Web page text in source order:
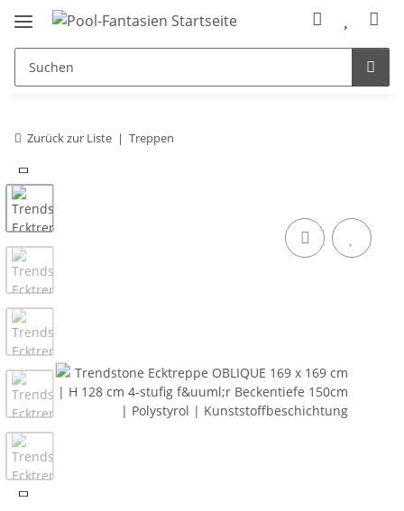
Zurück zur Liste Treppen